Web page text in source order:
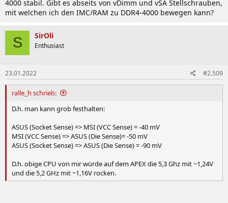
4000 stabil. Gibt es abseits von vDimm und vSA Stellschrauben,
mit welchen ich den IMC/RAM zu DDR4-4000 bewegen kann?
S SirOli
Enthusiast
23.01.2022 #2.509
ralle_h schrieb:
D.h. man kann grob festhalten:
ASUS (Socket Sense) => MSI (VCC Sense) = -40 mV
MSI (VCC Sense) => ASUS (Die Sense)= -50 mV
ASUS (Socket Sense) => ASUS (Die Sense) = -90 mV
D.h. obige CPU von mir würde auf dem APEX die 5,3 Ghz mit ~1,24V
und die 5,2 GHz mit ~1,16V rocken.